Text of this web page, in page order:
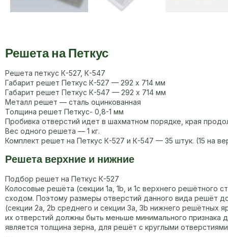
Решета на Петкус
Решета петкус К-527, К-547
Габарит решет Петкус К-527 — 292 х 714 мм
Габарит решет Петкус К-547 — 292 х 714 мм
Металл решет — сталь оцинкованная
Толщина решет Петкус- 0,8-1 мм
Пробивка отверстий идет в шахматном порядке, края
Вес одного решета — 1 кг.
Комплект решет на Петкус К-527 и К-547 — 35 штук. (15 на
Решета верхние и нижние
Подбор решет на Петкус К-527
Колосовые решёта (секции 1а, 1b, и 1с верхнего решётного
сходом. Поэтому размеры отверстий данного вида решёт
(секции 2а, 2b среднего и секции 3а, 3b нижнего
их отверстий должны быть меньше минимального признака
является толщина зерна, для решёт с круглыми